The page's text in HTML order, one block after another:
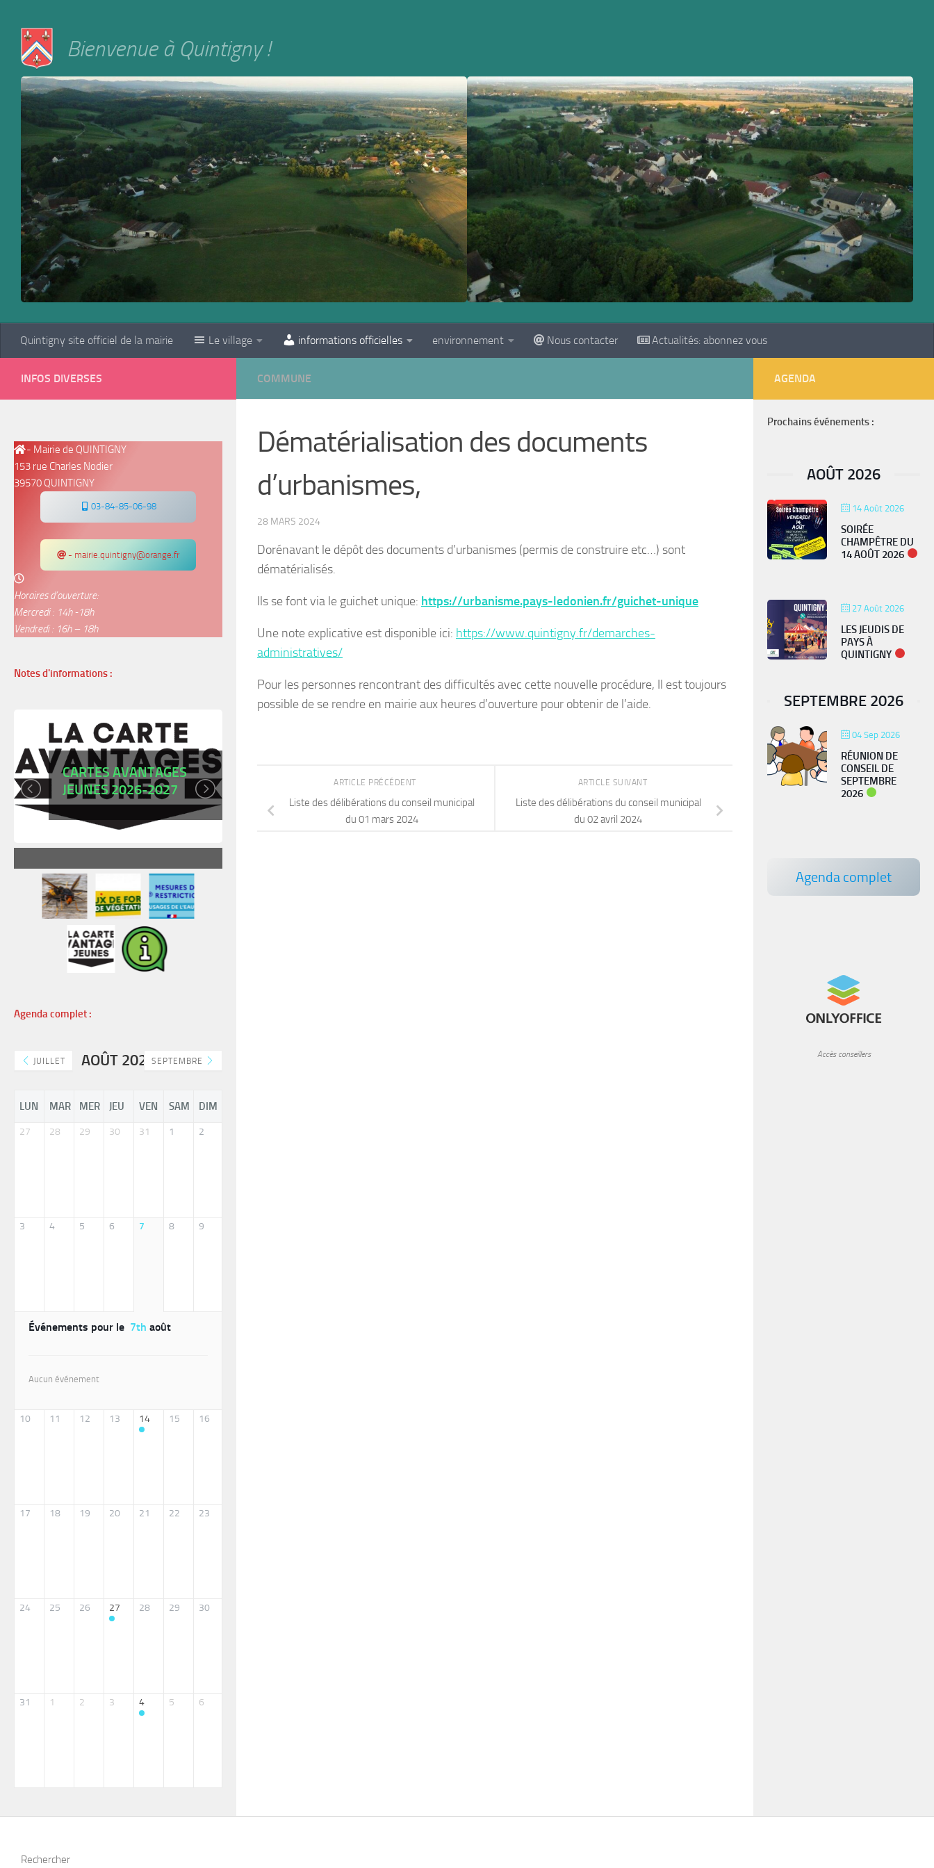
Bienvenue à Quintigny !
Quintigny site officiel de la mairie Le village informations officielles environnement Nous contacter Actualités: abonnez vous
COMMUNE
Dématérialisation des documents
d’urbanismes,
28 MARS 2024
Dorénavant le dépôt des documents d’urbanismes (permis de construire etc…) sont
dématérialisés.
Ils se font via le guichet unique: https://urbanisme.pays-ledonien.fr/guichet-unique
Une note explicative est disponible ici: https://www.quintigny.fr/demarches-
administratives/
Pour les personnes rencontrant des difficultés avec cette nouvelle procédure, Il est toujours
possible de se rendre en mairie aux heures d’ouverture pour obtenir de l’aide.
ARTICLE SUIVANT
Liste des délibérations du conseil municipal
du 02 avril 2024
ARTICLE PRÉCÉDENT
Liste des délibérations du conseil municipal
du 01 mars 2024
INFOS DIVERSES
- Mairie de QUINTIGNY
153 rue Charles Nodier
39570 QUINTIGNY
03-84-85-06-98
- mairie.quintigny@orange.fr
Horaires d’ouverture:
Mercredi : 14h -18h
Vendredi : 16h – 18h
Notes d'informations :
MESSAGE DE
PRÉVENTION: JOUETS À
ASIATIQUE
Agenda complet :
JUILLET AOÛT 2026SEPTEMBRE
LUN MAR MER JEU VEN SAM DIM
27 28 29 30 31 1 2
3 4 5 6 7 8 9
Événements pour le 7th août
Aucun événement
10 11 12 13 14 15 16
17 18 19 20 21 22 23
24 25 26 27 28 29 30
31 1 2 3 4 5 6
AGENDA
Prochains événements :
AOÛT 2026
14 Août 2026
SOIRÉE
CHAMPÊTRE DU
14 AOÛT 2026
27 Août 2026
LES JEUDIS DE
PAYS À
QUINTIGNY
SEPTEMBRE 2026
04 Sep 2026
RÉUNION DE
CONSEIL DE
SEPTEMBRE
2026
Agenda complet
Accès conseillers
Rechercher